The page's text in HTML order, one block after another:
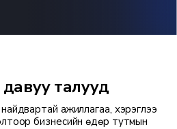
талууд
ажиллагаа, хэрэглээ
бизнесийн өдөр тутмын